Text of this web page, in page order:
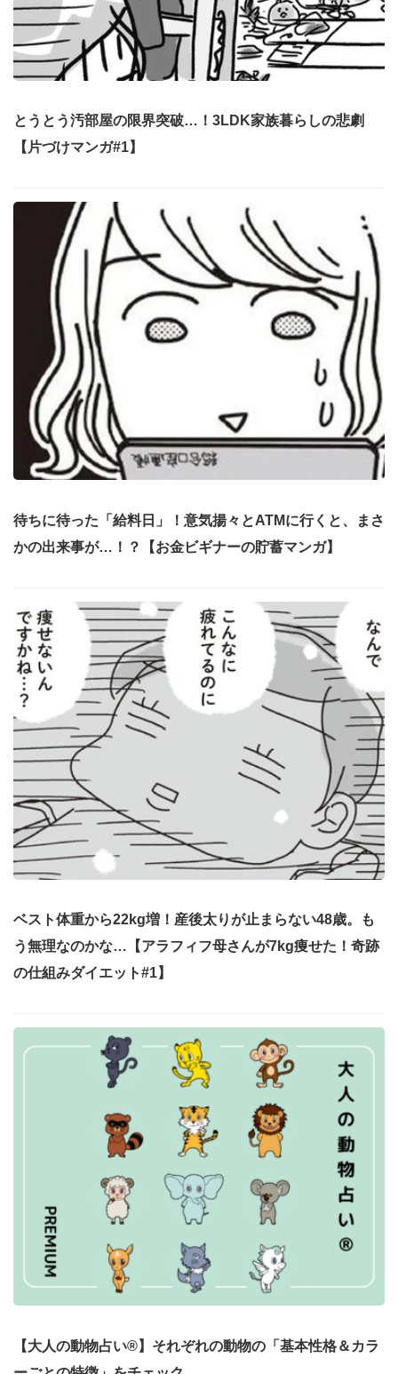
とうとう汚部屋の限界突破…！3LDK家族暮らしの悲劇
【片づけマンガ#1】
待ちに待った「給料日」！意気揚々とATMに行くと、まさ
かの出来事が…！？【お金ビギナーの貯蓄マンガ】
ベスト体重から22kg増！産後太りが止まらない48歳。も
う無理なのかな…【アラフィフ母さんが7kg痩せた！奇跡
の仕組みダイエット#1】
【大人の動物占い®】それぞれの動物の「基本性格＆カラ